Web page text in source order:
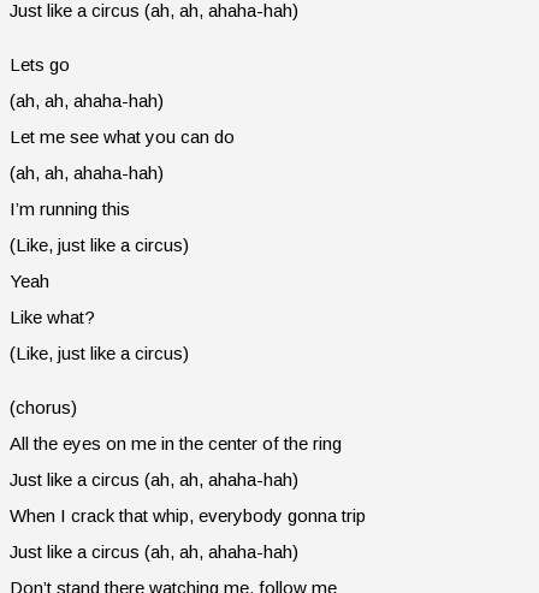
Just like a circus (ah, ah, ahaha-hah)
Lets go
(ah, ah, ahaha-hah)
Let me see what you can do
(ah, ah, ahaha-hah)
I’m running this
(Like, just like a circus)
Yeah
Like what?
(Like, just like a circus)
(chorus)
All the eyes on me in the center of the ring
Just like a circus (ah, ah, ahaha-hah)
When I crack that whip, everybody gonna trip
Just like a circus (ah, ah, ahaha-hah)
Don’t stand there watching me, follow me